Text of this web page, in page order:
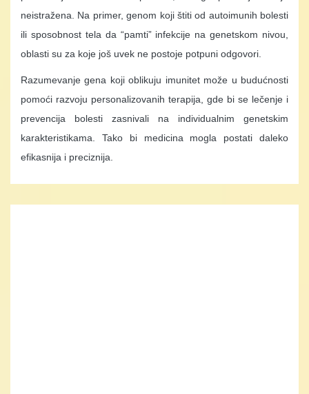
neistražena. Na primer, genom koji štiti od autoimunih bolesti
ili sposobnost tela da “pamti” infekcije na genetskom nivou,
oblasti su za koje još uvek ne postoje potpuni odgovori.
Razumevanje gena koji oblikuju imunitet može u budućnosti
pomoći razvoju personalizovanih terapija, gde bi se lečenje i
prevencija bolesti zasnivali na individualnim genetskim
karakteristikama. Tako bi medicina mogla postati daleko
efikasnija i preciznija.